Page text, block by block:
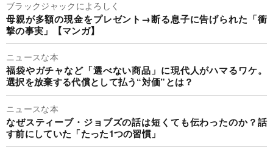
ブラックジャックによろしく
母親が多額の現金をプレゼント→断る息子に告げられた「衝
撃の事実」【マンガ】
ニュースな本
福袋やガチャなど「選べない商品」に現代人がハマるワケ。
選択を放棄する代償として払う“対価”とは？
ニュースな本
なぜスティーブ・ジョブズの話は短くても伝わったのか？話
す前にしていた「たった1つの習慣」